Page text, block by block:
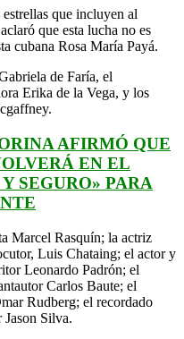
que incluyen al
que esta lucha no es
cubana Rosa María Payá.
de Faría, el
Erika de la Vega, y los
AFIRMÓ QUE
EN EL
SEGURO» PARA
Marcel Rasquín; la actriz
Luis Chataing; el actor y
Leonardo Padrón; el
Carlos Baute; el
Rudberg; el recordado
Silva.